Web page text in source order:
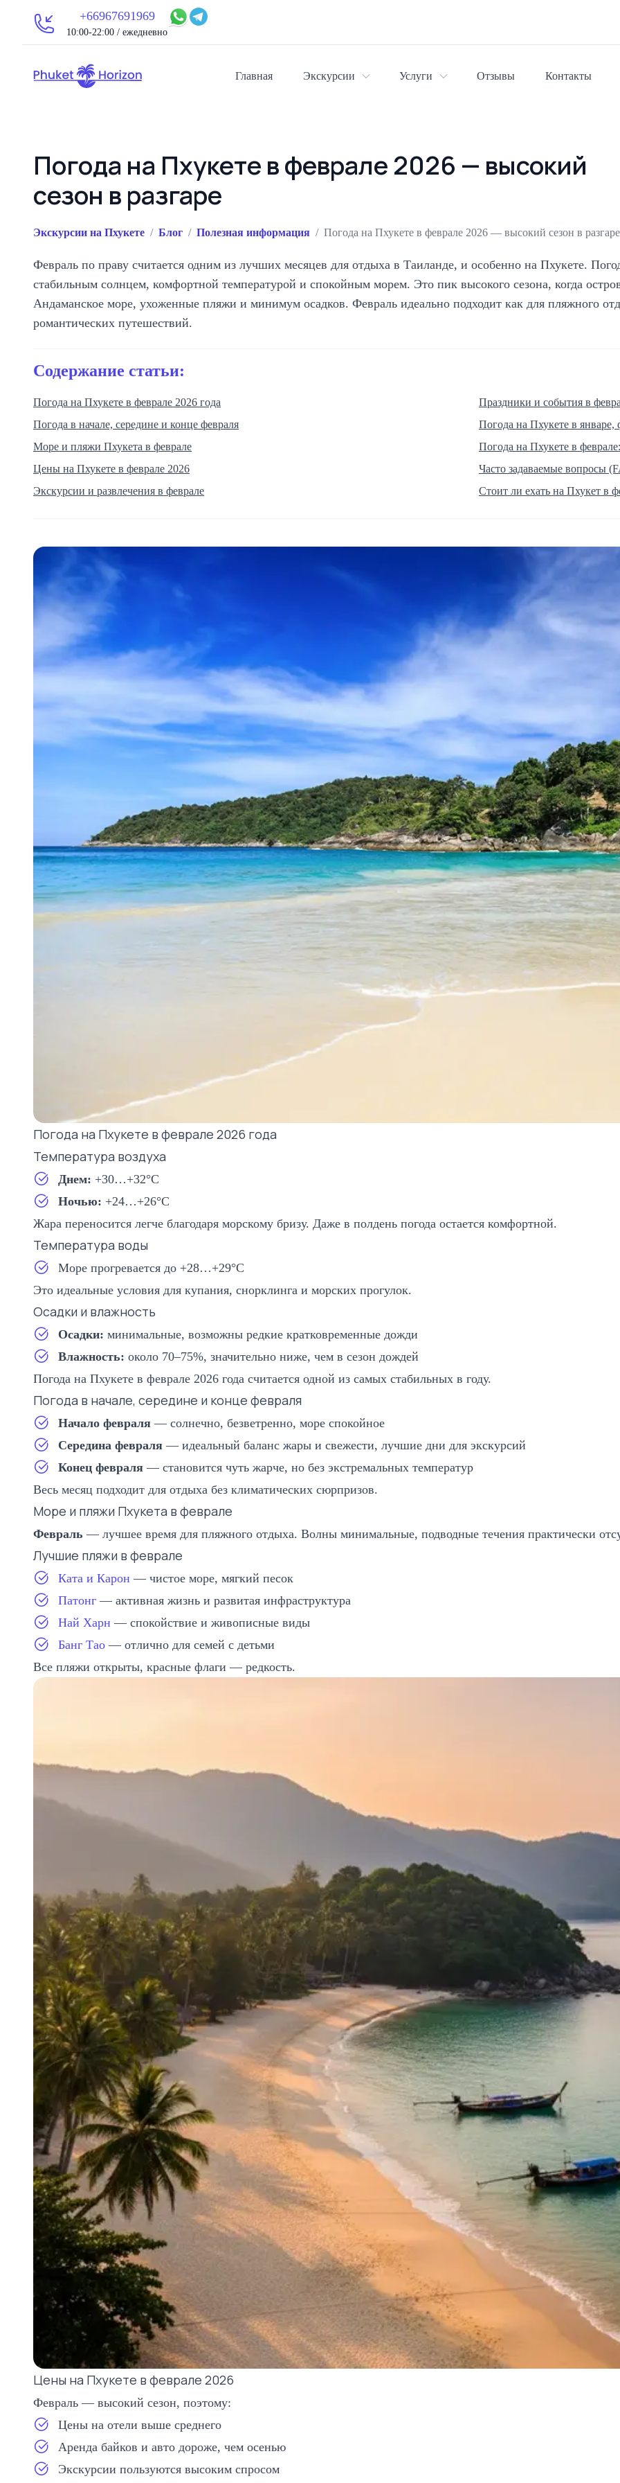
+66967691969
10:00-22:00 / ежедневно
Главная Экскурсии Услуги Отзывы Контакты
Погода на Пхукете в феврале 2026 — высокий
сезон в разгаре
Экскурсии на Пхукете / Блог / Полезная информация / Погода на Пхукете в феврале 2026 — высокий сезон в разгаре
Февраль по праву считается одним из лучших месяцев для отдыха в Таиланде, и особенно на Пхукете.
стабильным солнцем, комфортной температурой и спокойным морем. Это пик высокого сезона, когда
Андаманское море, ухоженные пляжи и минимум осадков. Февраль идеально подходит как для пляжного
романтических путешествий.
Содержание статьи:
Погода на Пхукете в феврале 2026 года
Погода в начале, середине и конце февраля
Море и пляжи Пхукета в феврале
Цены на Пхукете в феврале 2026
Экскурсии и развлечения в феврале
Праздники и события в
Погода на Пхукете в январе,
Погода на Пхукете в
Часто задаваемые вопросы
Стоит ли ехать на Пхукет в
Погода на Пхукете в феврале 2026 года
Температура воздуха
Днем: +30…+32°C
Ночью: +24…+26°C
Жара переносится легче благодаря морскому бризу. Даже в полдень погода остается комфортной.
Температура воды
Море прогревается до +28…+29°C
Это идеальные условия для купания, снорклинга и морских прогулок.
Осадки и влажность
Осадки: минимальные, возможны редкие кратковременные дожди
Влажность: около 70–75%, значительно ниже, чем в сезон дождей
Погода на Пхукете в феврале 2026 года считается одной из самых стабильных в году.
Погода в начале, середине и конце февраля
Начало февраля — солнечно, безветренно, море спокойное
Середина февраля — идеальный баланс жары и свежести, лучшие дни для экскурсий
Конец февраля — становится чуть жарче, но без экстремальных температур
Весь месяц подходит для отдыха без климатических сюрпризов.
Море и пляжи Пхукета в феврале
Февраль — лучшее время для пляжного отдыха. Волны минимальные, подводные течения практически
Лучшие пляжи в феврале
Ката и Карон — чистое море, мягкий песок
Патонг — активная жизнь и развитая инфраструктура
Най Харн — спокойствие и живописные виды
Банг Тао — отлично для семей с детьми
Все пляжи открыты, красные флаги — редкость.
Цены на Пхукете в феврале 2026
Февраль — высокий сезон, поэтому:
Цены на отели выше среднего
Аренда байков и авто дороже, чем осенью
Экскурсии пользуются высоким спросом